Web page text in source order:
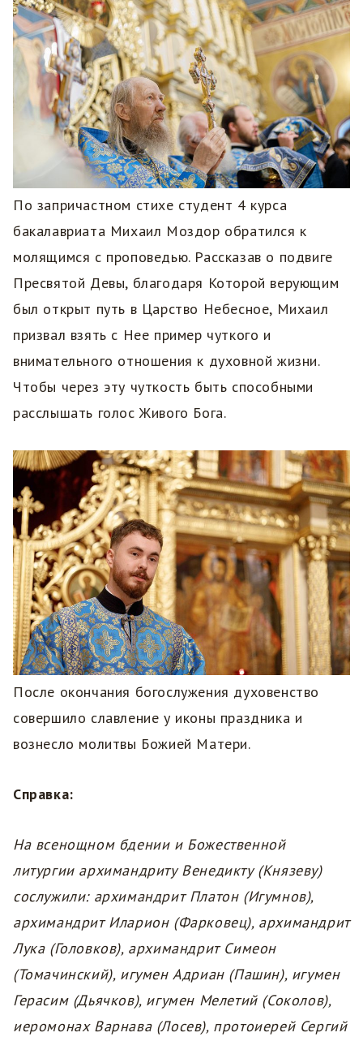
По запричастном стихе студент 4 курса
бакалавриата Михаил Моздор обратился к
молящимся с проповедью. Рассказав о подвиге
Пресвятой Девы, благодаря Которой верующим
был открыт путь в Царство Небесное, Михаил
призвал взять с Нее пример чуткого и
внимательного отношения к духовной жизни.
Чтобы через эту чуткость быть способными
расслышать голос Живого Бога.
После окончания богослужения духовенство
совершило славление у иконы праздника и
вознесло молитвы Божией Матери.
Справка:
На всенощном бдении и Божественной
литургии архимандриту Венедикту (Князеву)
сослужили: архимандрит Платон (Игумнов),
архимандрит Иларион (Фарковец), архимандрит
Лука (Головков), архимандрит Симеон
(Томачинский), игумен Адриан (Пашин), игумен
Герасим (Дьячков), игумен Мелетий (Соколов),
иеромонах Варнава (Лосев), протоиерей Сергий